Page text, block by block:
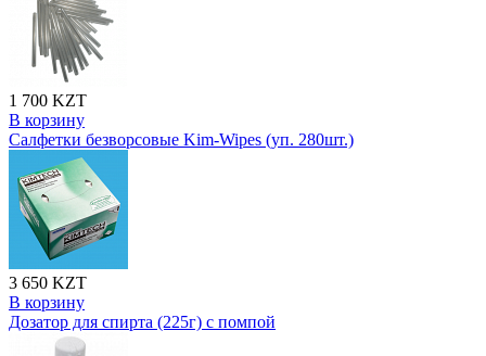
1 700 KZT
В корзину
Салфетки безворсовые Kim-Wipes (уп. 280шт.)
3 650 KZT
В корзину
Дозатор для спирта (225г) с помпой